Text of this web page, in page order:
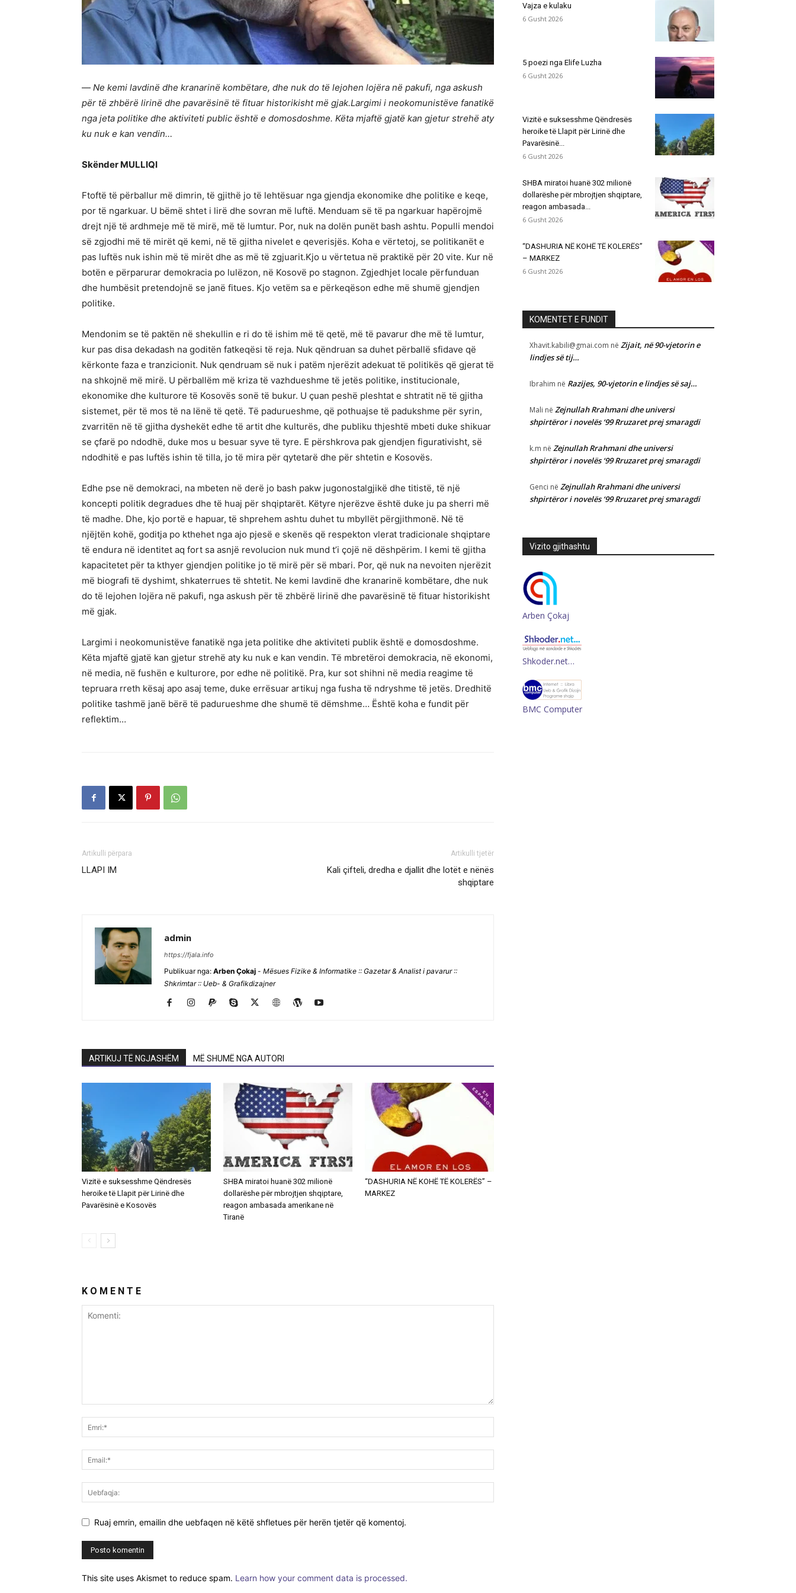
— Ne kemi lavdinë dhe kranarinë kombëtare, dhe nuk do të lejohen lojëra në pakufi, nga askush
për të zhbërë lirinë dhe pavarësinë të fituar historikisht më gjak.Largimi i neokomunistëve fanatikë
nga jeta politike dhe aktiviteti public është e domosdoshme. Këta mjaftë gjatë kan gjetur strehë aty
ku nuk e kan vendin…
Skënder MULLIQI
Ftoftë të përballur më dimrin, të gjithë jo të lehtësuar nga gjendja ekonomike dhe politike e keqe,
por të ngarkuar. U bëmë shtet i lirë dhe sovran më luftë. Menduam së të pa ngarkuar hapërojmë
drejt një të ardhmeje më të mirë, më të lumtur. Por, nuk na dolën punët bash ashtu. Populli mendoi
së zgjodhi më të mirët që kemi, në të gjitha nivelet e qeverisjës. Koha e vërtetoj, se politikanët e
pas luftës nuk ishin më të mirët dhe as më të zgjuarit.Kjo u vërtetua në praktikë për 20 vite. Kur në
botën e përparurar demokracia po lulëzon, në Kosovë po stagnon. Zgjedhjet locale përfunduan
dhe humbësit pretendojnë se janë fitues. Kjo vetëm sa e përkeqëson edhe më shumë gjendjen
politike.
Mendonim se të paktën në shekullin e ri do të ishim më të qetë, më të pavarur dhe më të lumtur,
kur pas disa dekadash na goditën fatkeqësi të reja. Nuk qëndruan sa duhet përballë sfidave që
kërkonte faza e tranzicionit. Nuk qendruam së nuk i patëm njerëzit adekuat të politikës që gjerat të
na shkojnë më mirë. U përballëm më kriza të vazhdueshme të jetës politike, institucionale,
ekonomike dhe kulturore të Kosovës sonë të bukur. U çuan peshë pleshtat e shtratit në të gjitha
sistemet, për të mos të na lënë të qetë. Të padurueshme, që pothuajse të padukshme për syrin,
zvarritën në të gjitha dyshekët edhe të artit dhe kulturës, dhe publiku thjeshtë mbeti duke shikuar
se çfarë po ndodhë, duke mos u besuar syve të tyre. E përshkrova pak gjendjen figurativisht, së
ndodhitë e pas luftës ishin të tilla, jo të mira për qytetarë dhe për shtetin e Kosovës.
Edhe pse në demokraci, na mbeten në derë jo bash pakw jugonostalgjikë dhe titistë, të një
koncepti politik degradues dhe të huaj për shqiptarët. Këtyre njerëzve është duke ju pa sherri më
të madhe. Dhe, kjo portë e hapuar, të shprehem ashtu duhet tu mbyllët përgjithmonë. Në të
njëjtën kohë, goditja po kthehet nga ajo pjesë e skenës që respekton vlerat tradicionale shqiptare
të endura në identitet aq fort sa asnjë revolucion nuk mund t’i çojë në dëshpërim. I kemi të gjitha
kapacitetet për ta kthyer gjendjen politike jo të mirë për së mbari. Por, që nuk na nevoiten njerëzit
më biografi të dyshimt, shkaterrues të shtetit. Ne kemi lavdinë dhe kranarinë kombëtare, dhe nuk
do të lejohen lojëra në pakufi, nga askush për të zhbërë lirinë dhe pavarësinë të fituar historikisht
më gjak.
Largimi i neokomunistëve fanatikë nga jeta politike dhe aktiviteti publik është e domosdoshme.
Këta mjaftë gjatë kan gjetur strehë aty ku nuk e kan vendin. Të mbretëroi demokracia, në ekonomi,
në media, në fushën e kulturore, por edhe në politikë. Pra, kur sot shihni në media reagime të
tepruara rreth kësaj apo asaj teme, duke errësuar artikuj nga fusha të ndryshme të jetës. Dredhitë
politike tashmë janë bërë të padurueshme dhe shumë të dëmshme… Është koha e fundit për
reflektim…
Artikulli përpara
LLAPI IM
Artikulli tjetër
Kali çifteli, dredha e djallit dhe lotët e nënës
shqiptare
admin
https://fjala.info
Publikuar nga: Arben Çokaj - Mësues Fizike & Informatike :: Gazetar & Analist i pavarur ::
Shkrimtar :: Ueb- & Grafikdizajner
ARTIKUJ TË NGJASHËM MË SHUMË NGA AUTORI
Vizitë e suksesshme Qëndresës
heroike të Llapit për Lirinë dhe
Pavarësinë e Kosovës
SHBA miratoi huanë 302 milionë
dollarëshe për mbrojtjen shqiptare,
reagon ambasada amerikane në
Tiranë
“DASHURIA NË KOHË TË KOLERËS” –
MARKEZ
K O M E N T E
Ruaj emrin, emailin dhe uebfaqen në këtë shfletues për herën tjetër që komentoj.
This site uses Akismet to reduce spam. Learn how your comment data is processed.
Vajza e kulaku
6 Gusht 2026
5 poezi nga Elife Luzha
6 Gusht 2026
Vizitë e suksesshme Qëndresës
heroike të Llapit për Lirinë dhe
Pavarësinë...
6 Gusht 2026
SHBA miratoi huanë 302 milionë
dollarëshe për mbrojtjen shqiptare,
reagon ambasada...
6 Gusht 2026
“DASHURIA NË KOHË TË KOLERËS”
– MARKEZ
6 Gusht 2026
KOMENTET E FUNDIT
Xhavit.kabili@gmai.com në Zijait, në 90-vjetorin e
lindjes së tij…
Ibrahim në Razijes, 90-vjetorin e lindjes së saj…
Mali në Zejnullah Rrahmani dhe universi
shpirtëror i novelës ‘99 Rruzaret prej smaragdi
k.m në Zejnullah Rrahmani dhe universi
shpirtëror i novelës ‘99 Rruzaret prej smaragdi
Genci në Zejnullah Rrahmani dhe universi
shpirtëror i novelës ‘99 Rruzaret prej smaragdi
Vizito gjithashtu
Arben Çokaj
Shkoder.net…
BMC Computer